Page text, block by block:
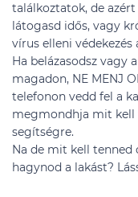
találkoztatok, de
látogasd idős, vagy
vírus elleni védekezés
Ha belázasodsz vagy
magadon, NE MENJ
telefonon vedd fel a
megmondhja mit kell
segítségre.
Na de mit kell tenned
hagynod a lakást?